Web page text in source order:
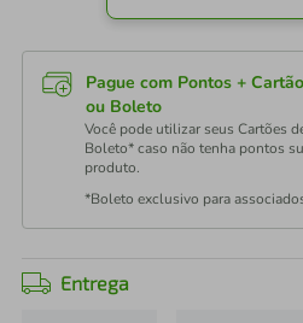
Pague com Pontos +
ou Boleto
Você pode utilizar seus Cartões
Boleto* caso não tenha pontos
produto.
*Boleto exclusivo para
Entrega